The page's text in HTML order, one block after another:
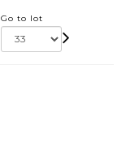
Go to lot